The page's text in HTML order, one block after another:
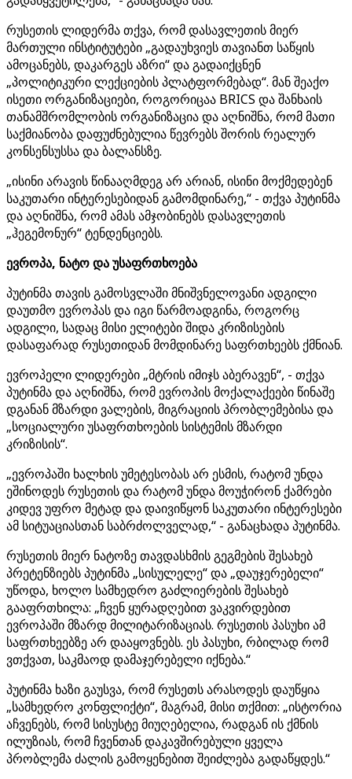
რუსეთის ლიდერმა თქვა, რომ დასავლეთის მიერ
მართული ინსტიტუტები „გადაუხვიეს თავიანთ საწყის
ამოცანებს, დაკარგეს აზრი“ და გადაიქცნენ
„პოლიტიკური ლექციების პლატფორმებად“. მან შეაქო
ისეთი ორგანიზაციები, როგორიცაა BRICS და შანხაის
თანამშრომლობის ორგანიზაცია და აღნიშნა, რომ მათი
საქმიანობა დაფუძნებულია წევრებს შორის რეალურ
კონსენსუსსა და ბალანსზე.
„ისინი არავის წინააღმდეგ არ არიან, ისინი მოქმედებენ
საკუთარი ინტერესებიდან გამომდინარე,“ - თქვა პუტინმა
და აღნიშნა, რომ ამას ამჯობინებს დასავლეთის
„ჰეგემონურ“ ტენდენციებს.
ევროპა, ნატო და უსაფრთხოება
პუტინმა თავის გამოსვლაში მნიშვნელოვანი ადგილი
დაუთმო ევროპას და იგი წარმოადგინა, როგორც
ადგილი, სადაც მისი ელიტები შიდა კრიზისების
დასაფარად რუსეთიდან მომდინარე საფრთხეებს ქმნიან.
ევროპელი ლიდერები „მტრის იმიჯს აბერავენ“, - თქვა
პუტინმა და აღნიშნა, რომ ევროპის მოქალაქეები წინაშე
დგანან მზარდი ვალების, მიგრაციის პრობლემებისა და
„სოციალური უსაფრთხოების სისტემის მზარდი
კრიზისის“.
„ევროპაში ხალხის უმეტესობას არ ესმის, რატომ უნდა
ეშინოდეს რუსეთის და რატომ უნდა მოუჭირონ ქამრები
კიდევ უფრო მეტად და დაივიწყონ საკუთარი ინტერესები
ამ სიტუაციასთან საბრძოლველად,“ - განაცხადა პუტინმა.
რუსეთის მიერ ნატოზე თავდასხმის გეგმების შესახებ
პრეტენზიებს პუტინმა „სისულელე“ და „დაუჯერებელი“
უწოდა, ხოლო სამხედრო გაძლიერების შესახებ
გააფრთხილა: „ჩვენ ყურადღებით ვაკვირდებით
ევროპაში მზარდ მილიტარიზაციას. რუსეთის პასუხი ამ
საფრთხეებზე არ დააყოვნებს. ეს პასუხი, რბილად რომ
ვთქვათ, საკმაოდ დამაჯერებელი იქნება.“
პუტინმა ხაზი გაუსვა, რომ რუსეთს არასოდეს დაუწყია
„სამხედრო კონფლიქტი“, მაგრამ, მისი თქმით: „ისტორია
აჩვენებს, რომ სისუსტე მიუღებელია, რადგან ის ქმნის
ილუზიას, რომ ჩვენთან დაკავშირებული ყველა
პრობლემა ძალის გამოყენებით შეიძლება გადაწყდეს.“